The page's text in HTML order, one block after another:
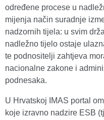
određene procese u
mijenja način suradnje
nadzornih tijela: u svim
nadležno tijelo ostaje
te podnositelji zahtjeva
nacionalne zakone i
podnesaka.
U Hrvatskoj IMAS portal
koje izravno nadzire ESB